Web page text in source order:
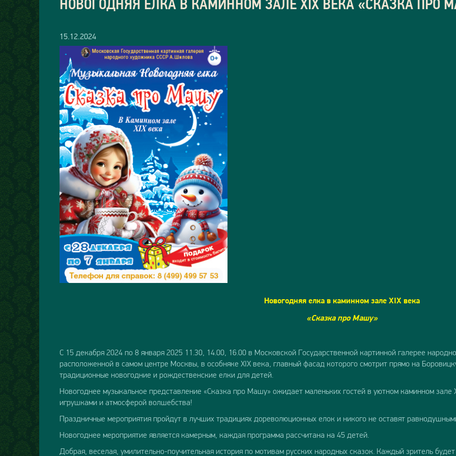
НОВОГОДНЯЯ ЕЛКА В КАМИННОМ ЗАЛЕ XIX ВЕКА «СКАЗКА ПРО
15.12.2024
Новогодняя елка в каминном зале XIX века
«Сказка про Машу»
С 15 декабря 2024 по 8 января 2025 11.30, 14.00, 16.00 в Московской Государственной картинной галерее
расположенной в самом центре Москвы, в особняке ХIX века, главный фасад которого смотрит прямо на
традиционные новогодние и рождественские елки для детей.
Новогоднее музыкальное представление «Сказка про Машу» ожидает маленьких гостей в уютном каминном
игрушками и атмосферой волшебства!
Праздничные мероприятия пройдут в лучших традициях дореволюционных елок и никого не оставят
Новогоднее мероприятие является камерным, каждая программа рассчитана на 45 детей.
Добрая, веселая, умилительно-поучительная история по мотивам русских народных сказок. Каждый зритель